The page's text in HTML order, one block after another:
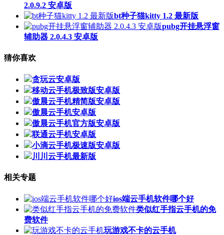
2.0.9.2 安卓版
bt种子猫kitty 1.2 最新版
pubg开挂悬浮窗
辅助器 2.0.4.3 安卓版
猜你喜欢
贪玩云安卓版
移动云手机极致版安卓版
傲晨云手机精简版安卓版
傲晨云手机安卓版
傲晨云手机官方版安卓版
联通云手机安卓版
小滴云手机极速版安卓版
川川云手机最新版
相关专题
ios端云手机软件哪个好
类似红手指云手机的免
费软件
玩游戏不卡的云手机